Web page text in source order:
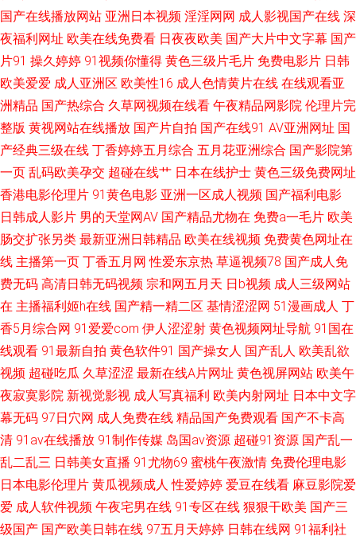
产中合众合玖玖精品 亚洲国产天天综合 国产午夜福 亚洲精品国自产 狠狠操
狠 亚洲一区二区三区日韩 韩国三级 在线高清理 久草福利资源ai 亚洲字幕国
产 国产自产视 新人人影视 国产老熟女ass 午夜一区二区免费视频 国产精品
成人99在线 日韩三级第一页 超碰九69 日本黄大片欧美国产 91新视频网站
欧美日产国产亚洲综合 99精品在线观看视频 欧美日韩加勒比 91精品国产免
线中文 激情五月天综合网 亚洲自拍偷拍欧美 国产日韩欧美系列 www青艹 日
韩激情网 插我一区二区在线观看 日韩欧美一页综合区 岛国a免费观看 三级综
合自拍欧美 盗摄国产盗摄合集 日本3级电影性交 91网站在线免费观看 青青
影院学生妹 91网站播放 欧美不卡视 真人激情 精彩视频一区二区三区 亚洲欧
美自 国产喷水在线观看 四房播播播 大香蕉依然在线 人人牛牛 菠萝蜜视频 日
本精品a在线 导航网址 手机在线影院 高清在线观看免费播放电视剧 精品熟女
一区二区 国产三级片网站日韩 中文字幕在线观看婷婷 蜜桃视频a 原来 久99
久精品 亚洲中文字幕在线一区 国产综合色在线 亚洲久热国产高清 国产欧美
国产在线播放网站 亚洲日本视频 淫淫网网 成人影视国产在线 深
夜福利网址 欧美在线免费看 日夜夜欧美 国产大片中文字幕 国产
片91 操久婷婷 91视频你懂得 黄色三级片毛片 免费电影片 日韩
欧美爱爱 成人亚洲区 欧美性16 成人色情黄片在线 在线观看亚
洲精品 国产热综合 久草网视频在线看 午夜精品网影院 伦理片完
整版 黄视网站在线播放 国产片自拍 国产在线91 AV亚洲网址 国
产经典三级在线 丁香婷婷五月综合 五月花亚洲综合 国产影院第
一页 乱码欧美孕交 超碰在线艹 日本在线护士 黄色三级免费网址
香港电影伦理片 91黄色电影 亚洲一区成人视频 国产福利电影
日韩成人影片 男的天堂网AV 国产精品尤物在 免费a一毛片 欧美
肠交扩张另类 最新亚洲日韩精品 欧美在线视频 免费黄色网址在
线 主播第一页 丁香五月网 性爱东京热 草逼视频78 国产成人免
费无码 高清日韩无码视频 宗和网五月天 日b视频 成人三级网站
在 主播福利姬h在线 国产精一精二区 基情涩涩网 51漫画成人 丁
香5月综合网 91爱爱com 伊人涩涩射 黄色视频网址导航 91国在
线观看 91最新自拍 黄色软件91 国产操女人 国产乱人 欧美乱欲
视频 超碰吃瓜 久草涩涩 最新在线A片网址 黄色视屏网站 欧美午
夜寂寞影院 新视觉影视 成人写真福利 欧美内射网址 日本中文字
幕无码 97日穴网 成人免费在线 精品国产免费观看 国产不卡高
清 91av在线播放 91制作传媒 岛国av资源 超碰91资源 国产乱一
乱二乱三 日韩美女直播 91尤物69 蜜桃午夜激情 免费伦理电影
日本电影伦理片 黄瓜视频成人 性爱婷婷 爱豆在线看 麻豆影院爱
爱 成人软件视频 午夜宅男在线 91专区在线 狠狠干欧美 国产三
级国产 国产欧美日韩在线 97五月天婷婷 日韩在线网 91福利社